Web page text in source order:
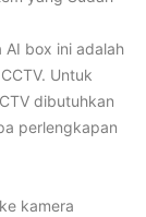
box ini adalah
Untuk
dibutuhkan
perlengkapan
kamera